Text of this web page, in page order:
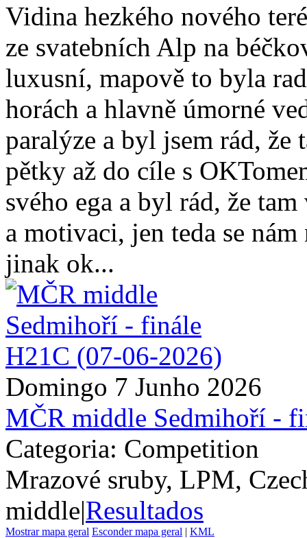
Vidina hezkého nového
ze svatebních Alp na
luxusní, mapově to byla
horách a hlavně úmorné
paralýze a byl jsem rád, že
pětky až do cíle s
svého ega a byl rád, že
a motivaci, jen teda se
jinak ok...
Domingo 7 Junho 2026
MČR middle Sedmihoří -
Categoria: Competition
Mrazové sruby, LPM,
middle|Resultados
Mostrar mapa geral Esconder mapa geral | KML